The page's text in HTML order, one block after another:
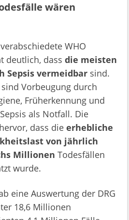
wären
WHO
deutlich, dass die meisten
Sepsis vermeidbar sind.
Vorbeugung durch
Früherkennung und
als Notfall. Die
dass die erhebliche
von jährlich
Millionen Todesfällen
wurde.
eine Auswertung der DRG
18,6 Millionen